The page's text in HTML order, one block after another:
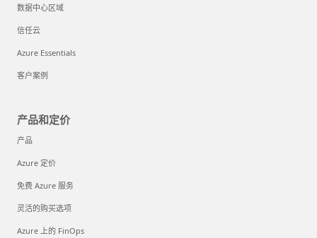
数据中心区域
信任云
Azure Essentials
客户案例
产品和定价
产品
Azure 定价
免费 Azure 服务
灵活的购买选项
Azure 上的 FinOps